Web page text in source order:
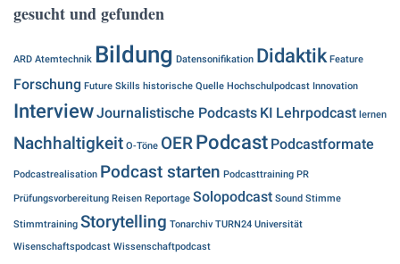
gesucht und gefunden
ARD Atemtechnik Bildung Datensonifikation Didaktik Feature
Forschung Future Skills historische Quelle Hochschulpodcast Innovation
InterviewJournalistische Podcasts KI Lehrpodcast lernen
Nachhaltigkeit O-Töne OERPodcast Podcastformate
Podcastrealisation Podcast starten Podcasttraining PR
Prüfungsvorbereitung Reisen Reportage Solopodcast Sound Stimme
Stimmtraining Storytelling Tonarchiv TURN24 Universität
Wisenschaftspodcast Wissenschaftpodcast